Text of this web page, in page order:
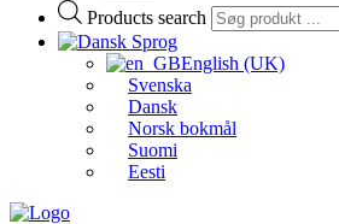
Products search
Sprog
English (UK)
Svenska
Dansk
Norsk bokmål
Suomi
Eesti